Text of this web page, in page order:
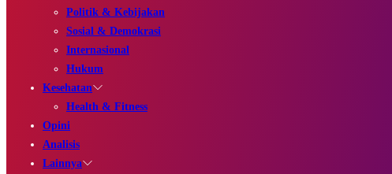
Politik & Kebijakan
Sosial & Demokrasi
Internasional
Hukum
Kesehatan
Health & Fitness
Opini
Analisis
Lainnya